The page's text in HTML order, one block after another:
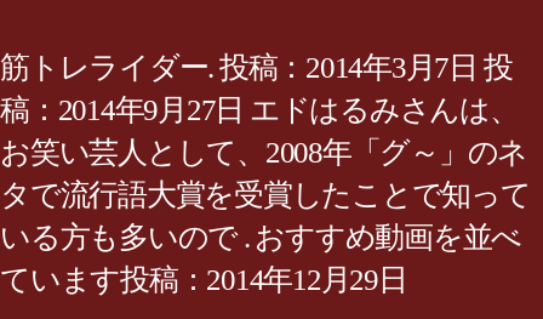
筋トレライダー. 投稿：2014年3月7日 投
稿：2014年9月27日 エドはるみさんは、
お笑い芸人として、2008年「グ～」のネ
タで流行語大賞を受賞したことで知って
いる方も多いので . おすすめ動画を並べ
ています投稿：2014年12月29日